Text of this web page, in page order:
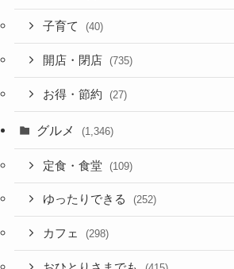
子育て (40)
開店・閉店 (735)
お得・節約 (27)
グルメ (1,346)
定食・食堂 (109)
ゆったりできる (252)
カフェ (298)